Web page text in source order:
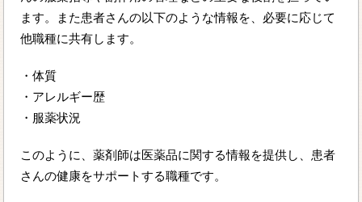
ます。また患者さんの以下のような情報を、必要に応じて
他職種に共有します。
・体質
・アレルギー歴
・服薬状況
このように、薬剤師は医薬品に関する情報を提供し、患者
さんの健康をサポートする職種です。